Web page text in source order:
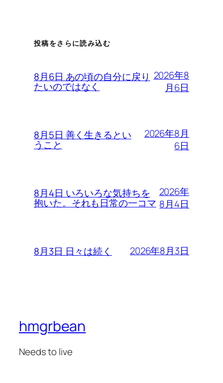
投稿をさらに読み込む
8月6日 あの頃の自分に戻り
たいのではなく
2026年8
月6日
8月5日 善く生きるとい
うこと
2026年8月
6日
8月4日 いろいろな気持ちを
抱いた。それも日常の一コマ
2026年
8月4日
8月3日 日々は続く 2026年8月3日
hmgrbean
Needs to live